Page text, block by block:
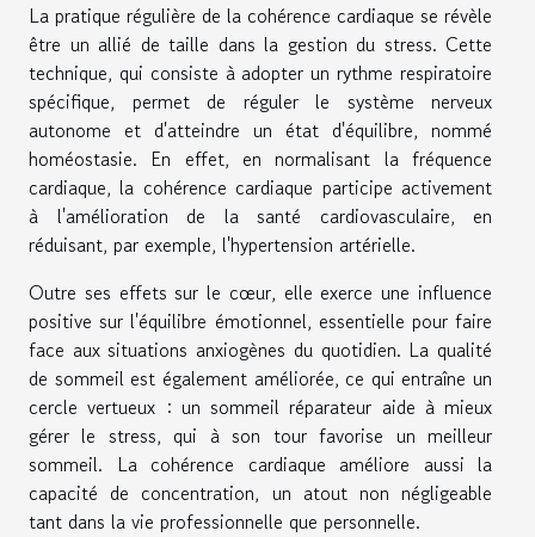
La pratique régulière de la cohérence cardiaque se révèle
être un allié de taille dans la gestion du stress. Cette
technique, qui consiste à adopter un rythme respiratoire
spécifique, permet de réguler le système nerveux
autonome et d'atteindre un état d'équilibre, nommé
homéostasie. En effet, en normalisant la fréquence
cardiaque, la cohérence cardiaque participe activement
à l'amélioration de la santé cardiovasculaire, en
réduisant, par exemple, l'hypertension artérielle.
Outre ses effets sur le cœur, elle exerce une influence
positive sur l'équilibre émotionnel, essentielle pour faire
face aux situations anxiogènes du quotidien. La qualité
de sommeil est également améliorée, ce qui entraîne un
cercle vertueux : un sommeil réparateur aide à mieux
gérer le stress, qui à son tour favorise un meilleur
sommeil. La cohérence cardiaque améliore aussi la
capacité de concentration, un atout non négligeable
tant dans la vie professionnelle que personnelle.